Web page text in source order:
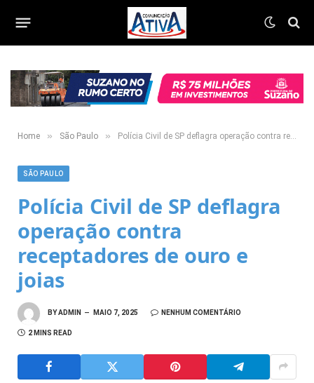
Home » São Paulo » Polícia Civil de SP deflagra operação contra receptadores de ouro e joias
SÃO PAULO
Polícia Civil de SP deflagra
operação contra
receptadores de ouro e
joias
BYADMIN MAIO 7, 2025 NENHUM COMENTÁRIO
2 MINS READ